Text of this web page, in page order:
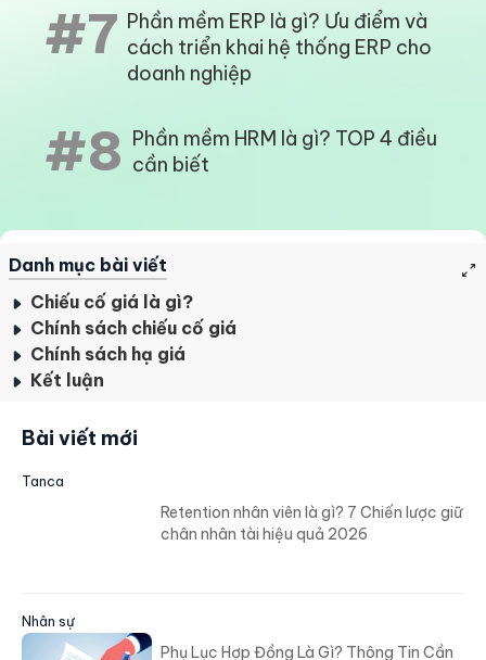
#7 Phần mềm ERP là gì? Ưu điểm và
cách triển khai hệ thống ERP cho
doanh nghiệp
#8 Phần mềm HRM là gì? TOP 4 điều
cần biết
Danh mục bài viết
Chiếu cố giá là gì?
Chính sách chiếu cố giá
Chính sách hạ giá
Kết luận
Bài viết mới
Tanca
Retention nhân viên là gì? 7 Chiến lược giữ
chân nhân tài hiệu quả 2026
Nhân sự
Phụ Lục Hợp Đồng Là Gì? Thông Tin Cần